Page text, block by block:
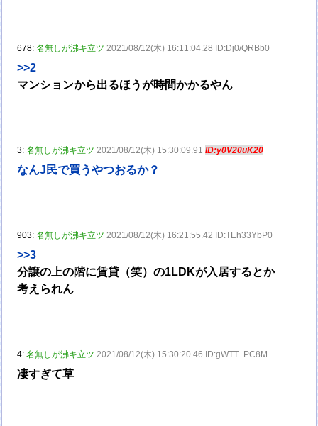
678:名無しが沸キ立ツ 2021/08/12(木) 16:11:04.28 ID:Dj0/QRBb0
>>2
マンションから出るほうが時間かかるやん
3:名無しが沸キ立ツ 2021/08/12(木) 15:30:09.91ID:y0V20uK20
なんJ民で買うやつおるか？
903:名無しが沸キ立ツ 2021/08/12(木) 16:21:55.42 ID:TEh33YbP0
>>3
分譲の上の階に賃貸（笑）の1LDKが入居するとか
考えられん
4:名無しが沸キ立ツ 2021/08/12(木) 15:30:20.46 ID:gWTT+PC8M
凄すぎて草